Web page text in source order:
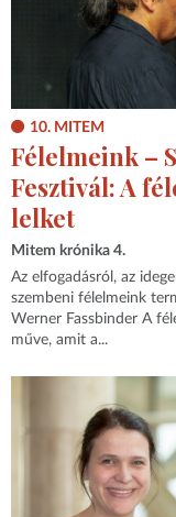
10. MITEM
Félelmeink –
Fesztivál: A
lelket
Mitem krónika 4.
Az elfogadásról, az
szembeni félelmeink
Werner Fassbinder A
műve, amit a...